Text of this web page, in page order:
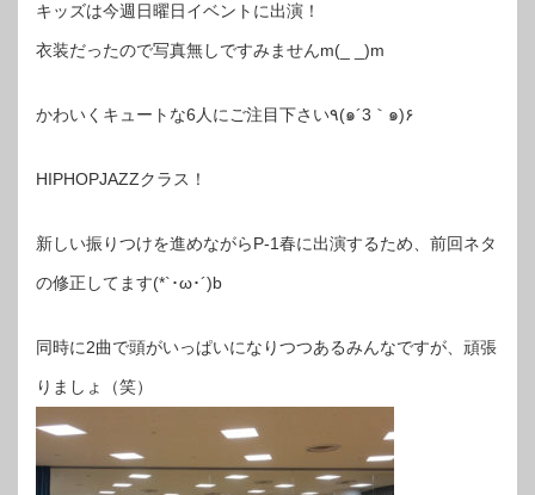
キッズは今週日曜日イベントに出演！
衣装だったので写真無しですみませんm(_ _)m
かわいくキュートな6人にご注目下さい٩(๑´3｀๑)۶
HIPHOPJAZZクラス！
新しい振りつけを進めながらP-1春に出演するため、前回ネタ
の修正してます(*`･ω･´)b
同時に2曲で頭がいっぱいになりつつあるみんなですが、頑張
りましょ（笑）